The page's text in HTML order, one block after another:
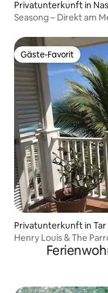
Privatunterkunft in
Seasong – Direkt am
Gäste-Favorit
Gäste-Favorit
Privatunterkunft in Tar
Henry Louis & The